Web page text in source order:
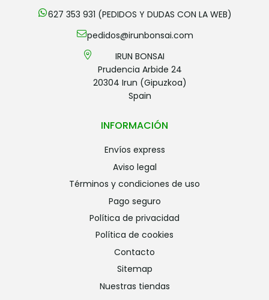
627 353 931 (PEDIDOS Y DUDAS CON LA WEB)
pedidos@irunbonsai.com
IRUN BONSAI
Prudencia Arbide 24
20304 Irun (Gipuzkoa)
Spain
INFORMACIÓN
envíos express
aviso legal
términos y condiciones de uso
pago seguro
política de privacidad
política de cookies
contacto
sitemap
nuestras tiendas